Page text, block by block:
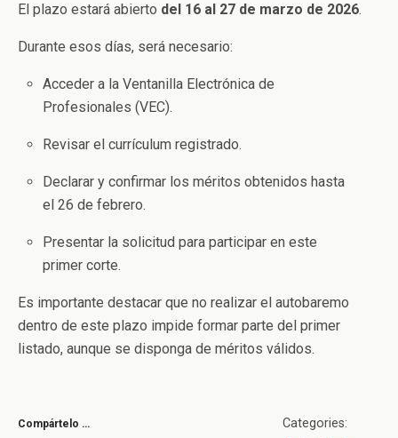
El plazo estará abierto del 16 al 27 de marzo de 2026.
Durante esos días, será necesario:
Acceder a la Ventanilla Electrónica de
Profesionales (VEC).
Revisar el currículum registrado.
Declarar y confirmar los méritos obtenidos hasta
el 26 de febrero.
Presentar la solicitud para participar en este
primer corte.
Es importante destacar que no realizar el autobaremo
dentro de este plazo impide formar parte del primer
listado, aunque se disponga de méritos válidos.
Compártelo …
Categories: